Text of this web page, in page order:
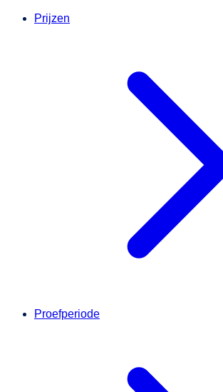
Prijzen
Proefperiode